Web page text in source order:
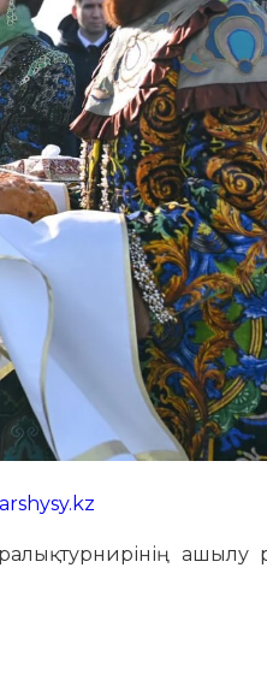
турнирінің ашылу